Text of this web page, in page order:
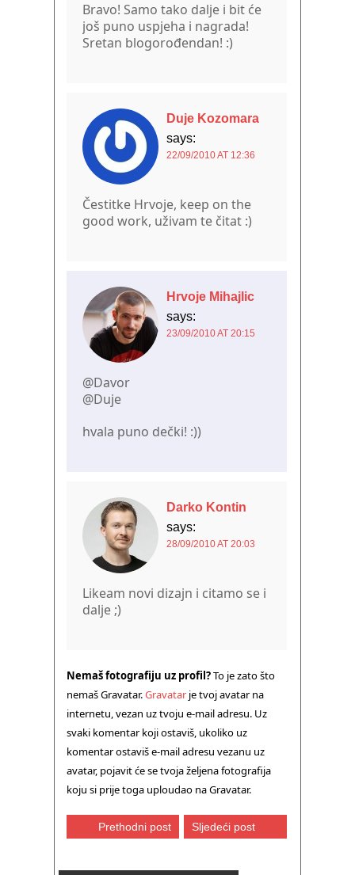
Bravo! Samo tako dalje i bit će
još puno uspjeha i nagrada!
Sretan blogorođendan! :)
Duje Kozomara
says:
22/09/2010 AT 12:36
Čestitke Hrvoje, keep on the
good work, uživam te čitat :)
Hrvoje Mihajlic
says:
23/09/2010 AT 20:15
@Davor
@Duje
hvala puno dečki! :))
Darko Kontin
says:
28/09/2010 AT 20:03
Likeam novi dizajn i citamo se i
dalje ;)
Nemaš fotografiju uz profil?To je zato što
nemaš Gravatar.Gravatar je tvoj avatar na
internetu, vezan uz tvoju e-mail adresu. Uz
svaki komentar koji ostaviš, ukoliko uz
komentar ostaviš e-mail adresu vezanu uz
avatar, pojavit će se tvoja željena fotografija
koju si prije toga uploudao na Gravatar.
Prethodni post Sljedeći post